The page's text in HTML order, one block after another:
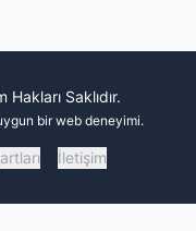
Saklıdır.
bir web deneyimi.
İletişim